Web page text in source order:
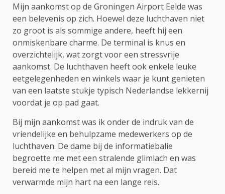
Mijn aankomst op de Groningen Airport Eelde was
een belevenis op zich. Hoewel deze luchthaven niet
zo groot is als sommige andere, heeft hij een
onmiskenbare charme. De terminal is knus en
overzichtelijk, wat zorgt voor een stressvrije
aankomst. De luchthaven heeft ook enkele leuke
eetgelegenheden en winkels waar je kunt genieten
van een laatste stukje typisch Nederlandse lekkernij
voordat je op pad gaat.
Bij mijn aankomst was ik onder de indruk van de
vriendelijke en behulpzame medewerkers op de
luchthaven. De dame bij de informatiebalie
begroette me met een stralende glimlach en was
bereid me te helpen met al mijn vragen. Dat
verwarmde mijn hart na een lange reis.